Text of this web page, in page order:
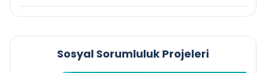
Sosyal Sorumluluk Projeleri